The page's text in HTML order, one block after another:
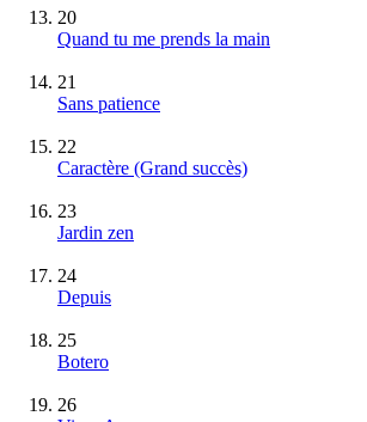
20
Quand tu me prends la main
21
Sans patience
22
Caractère (Grand succès)
23
Jardin zen
24
Depuis
25
Botero
26